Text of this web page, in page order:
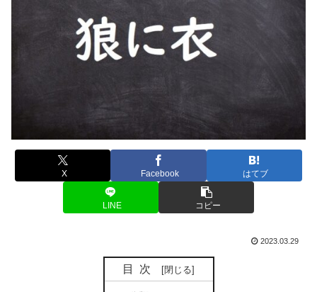
X Facebook はてブ
LINE コピー
2023.03.29
目次